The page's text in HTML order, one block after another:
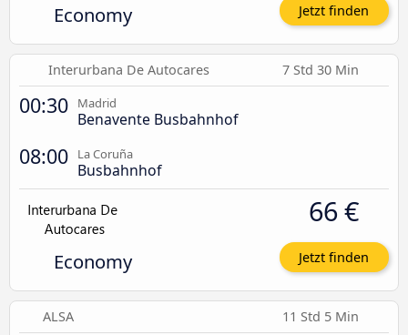
Economy Jetzt finden
Interurbana De Autocares 7 Std 30 Min
00:30 Madrid
Benavente Busbahnhof
08:00 La Coruña
Busbahnhof
Economy
66 €
Jetzt finden
ALSA 11 Std 5 Min